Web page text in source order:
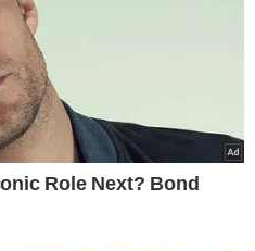
e
estado. Em termos